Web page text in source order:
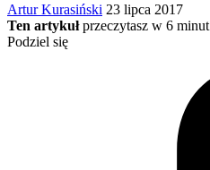
Artur Kurasiński 23 lipca 2017
Ten artykuł przeczytasz w 6 minut
Podziel się